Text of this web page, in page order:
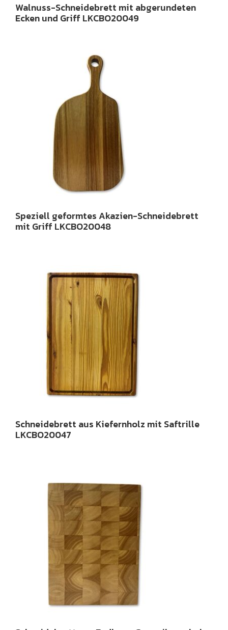
Walnuss-Schneidebrett mit abgerundeten
Ecken und Griff LKCBO20049
Speziell geformtes Akazien-Schneidebrett
mit Griff LKCBO20048
Schneidebrett aus Kiefernholz mit Saftrille
LKCBO20047